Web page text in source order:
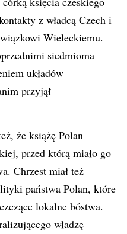
z władcą Czech i
Wieleckiemu.
siedmioma
układów
przyjął
że książę Polan
przed którą miało go
Chrzest miał też
państwa Polan, które
lokalne bóstwa.
władzę